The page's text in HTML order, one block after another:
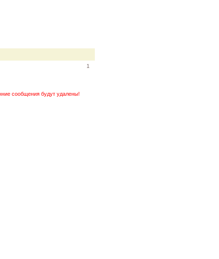
1
сообщения будут удалены!